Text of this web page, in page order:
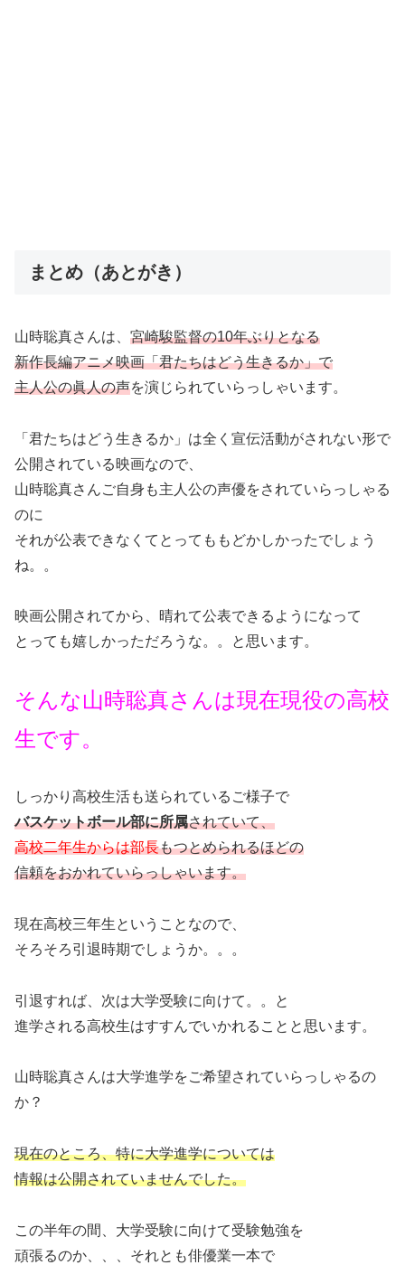
まとめ（あとがき）
山時聡真さんは、 宮崎駿監督の10年ぶりとなる
新作長編アニメ映画「君たちはどう生きるか」で
主人公の眞人の声を演じられていらっしゃいます。
「君たちはどう生きるか」は全く宣伝活動がされない形で
公開されている映画なので、
山時聡真さんご自身も主人公の声優をされていらっしゃる
のに
それが公表できなくてとってももどかしかったでしょう
ね。。
映画公開されてから、晴れて公表できるようになって
とっても嬉しかっただろうな。。と思います。
そんな山時聡真さんは現在現役の高校
生です。
しっかり高校生活も送られているご様子で
バスケットボール部に所属されていて、
高校二年生からは部長もつとめられるほどの
信頼をおかれていらっしゃいます。
現在高校三年生ということなので、
そろそろ引退時期でしょうか。。。
引退すれば、次は大学受験に向けて。。と
進学される高校生はすすんでいかれることと思います。
山時聡真さんは大学進学をご希望されていらっしゃるの
か？
現在のところ、特に大学進学については
情報は公開されていませんでした。
この半年の間、大学受験に向けて受験勉強を
頑張るのか、、、それとも俳優業一本で